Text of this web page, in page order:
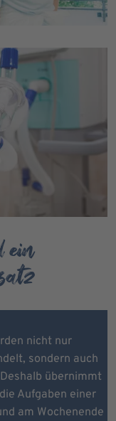
ein
nicht nur
sondern auch
übernimmt
Aufgaben einer
am Wochenende